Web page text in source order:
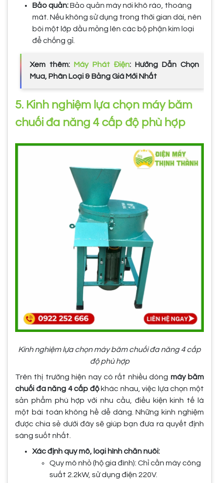
Bảo quản:Bảo quản máy nơi khô ráo, thoáng
mát. Nếu không sử dụng trong thời gian dài, nên
bôi một lớp dầu mỏng lên các bộ phận kim loại
để chống gỉ.
Xem thêm: Máy Phát Điện: Hướng Dẫn Chọn
Mua, Phân Loại & Bảng Giá Mới Nhất
5. Kinh nghiệm lựa chọn máy băm
chuối đa năng 4 cấp độ phù hợp
Kinh nghiệm lựa chọn máy băm chuối đa năng 4 cấp
độ phù hợp
Trên thị trường hiện nay có rất nhiều dòng máy băm
chuối đa năng 4 cấp độkhác nhau, việc lựa chọn một
sản phẩm phù hợp với nhu cầu, điều kiện kinh tế là
một bài toán không hề dễ dàng. Những kinh nghiệm
được chia sẻ dưới đây sẽ giúp bạn đưa ra quyết định
sáng suốt nhất.
Xác định quy mô, loại hình chăn nuôi:
Quy mô nhỏ (hộ gia đình): Chỉ cần máy công
suất 2.2kW, sử dụng điện 220V.